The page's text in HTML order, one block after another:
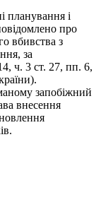
планування і
про
вбивства з
за
ч. 3 ст. 27, пп. 6,
запобіжний
внесення